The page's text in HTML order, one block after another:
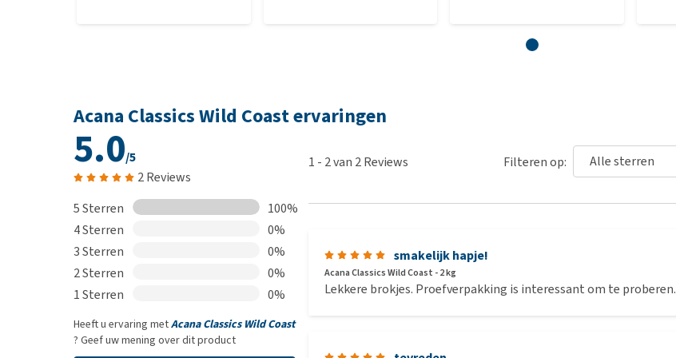
Acana Classics Wild Coast ervaringen
5.0/5
2 Reviews
5 Sterren
100%
4 Sterren
0%
3 Sterren
0%
2 Sterren
0%
1 Sterren
0%
Heeft u ervaring metAcana Classics Wild Coast
? Geef uw mening over dit product
Filteren op:
1 - 2van 2Reviews
smakelijk hapje!
Acana Classics Wild Coast - 2 kg
Lekkere brokjes. Proefverpakking is interessant om te proberen.